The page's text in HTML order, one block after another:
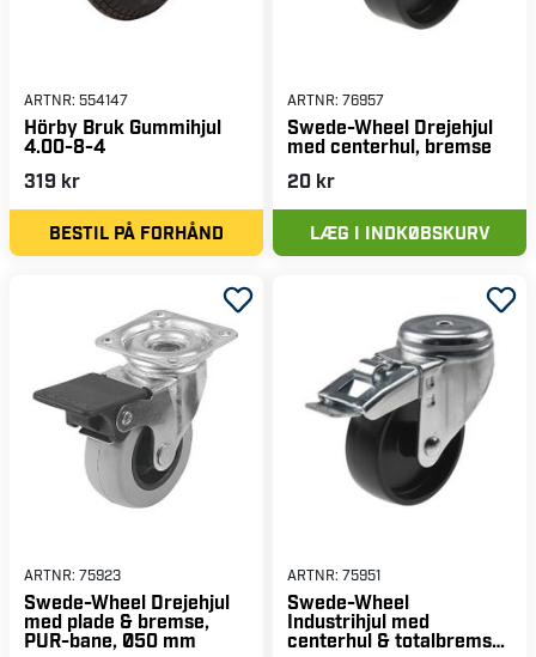
ARTNR: 554147
Hörby Bruk Gummihjul
4.00-8-4
319 kr
BESTIL PÅ FORHÅND
ARTNR: 76957
Swede-Wheel Drejehjul
med centerhul, bremse
20 kr
LÆG I INDKØBSKURV
ARTNR: 75923
Swede-Wheel Drejehjul
med plade & bremse,
PUR-bane, Ø50 mm
ARTNR: 75951
Swede-Wheel
Industrihjul med
centerhul & totalbremse,